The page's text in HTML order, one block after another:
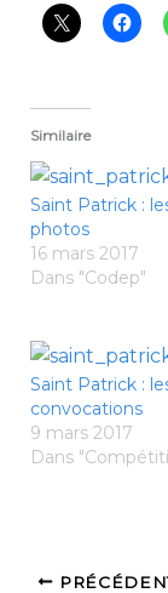
Similaire
Saint Patrick :
photos
16 mars 2017
Dans "Codep"
Saint Patrick :
convocations
9 mars 2017
Dans